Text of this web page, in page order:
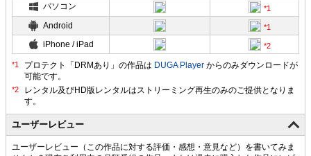
パソコン
Android
iPhone / iPad
プロテクト「DRMあり」の作品は DUGA Player からのみダウンロードが
可能です。
ユーザーレビュー
ユーザーレビュー（この作品に対する評価・感想・意見など）を書いてみま